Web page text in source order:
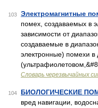
103 Электромагнитные
помех, создаваемых в
зависимости от
создаваемые в
электронные) помехи в
Словарь черезвычайных
104 БИОЛОГИЧЕСКИЕ
вред навигации,